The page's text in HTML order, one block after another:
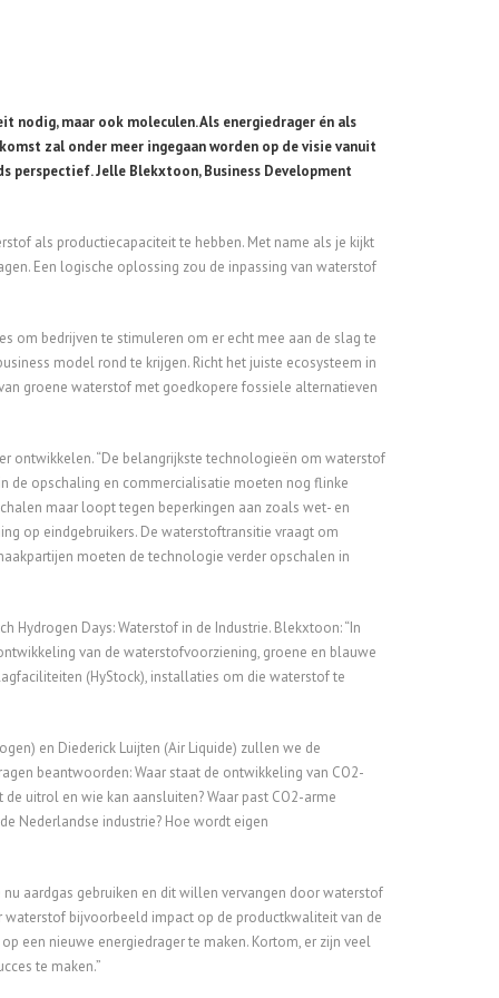
maar ook moleculen. Als energiedrager én als
zal onder meer ingegaan worden op de visie vanuit
perspectief. Jelle Blekxtoon, Business Development
als productiecapaciteit te hebben. Met name als je kijkt
Een logische oplossing zou de inpassing van waterstof
om bedrijven te stimuleren om er echt mee aan de slag te
model rond te krijgen. Richt het juiste ecosysteem in
groene waterstof met goedkopere fossiele alternatieven
ontwikkelen. “De belangrijkste technologieën om waterstof
de opschaling en commercialisatie moeten nog flinke
maar loopt tegen beperkingen aan zoals wet- en
op eindgebruikers. De waterstoftransitie vraagt om
moeten de technologie verder opschalen in
Days: Waterstof in de Industrie. Blekxtoon: “In
van de waterstofvoorziening, groene en blauwe
(HyStock), installaties om die waterstof te
en Diederick Luijten (Air Liquide) zullen we de
beantwoorden: Waar staat de ontwikkeling van CO2-
uitrol en wie kan aansluiten? Waar past CO2-arme
Nederlandse industrie? Hoe wordt eigen
aardgas gebruiken en dit willen vervangen door waterstof
bijvoorbeeld impact op de productkwaliteit van de
een nieuwe energiedrager te maken. Kortom, er zijn veel
te maken.”